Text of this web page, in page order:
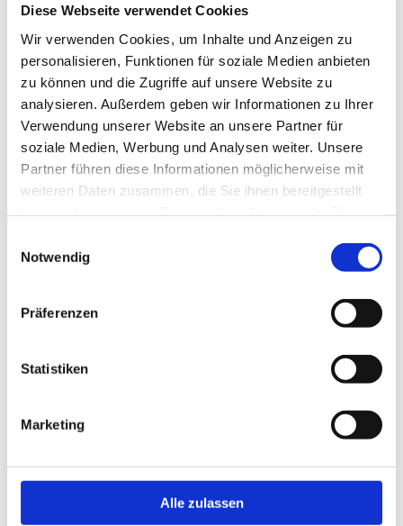
Diese Webseite verwendet Cookies
Wir verwenden Cookies, um Inhalte und Anzeigen zu
personalisieren, Funktionen für soziale Medien anbieten
zu können und die Zugriffe auf unsere Website zu
analysieren. Außerdem geben wir Informationen zu Ihrer
Verwendung unserer Website an unsere Partner für
soziale Medien, Werbung und Analysen weiter. Unsere
Partner führen diese Informationen möglicherweise mit
weiteren Daten zusammen, die Sie ihnen bereitgestellt
Notwendig
Präferenzen
Statistiken
Marketing
Alle zulassen
Nutzen Sie unser Kontaktformular
Telefonnummer